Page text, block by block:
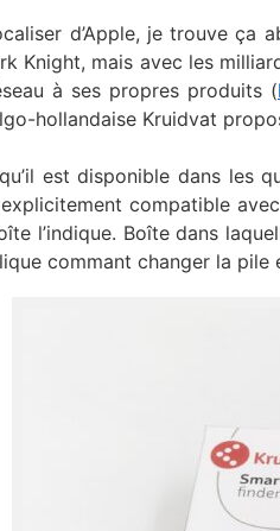
d’Apple, je trouve ça
Knight, mais avec les
à ses propres produits (
hollandaise Kruidvat
est disponible dans les
compatible
l’indique. Boîte dans
commant changer la pile